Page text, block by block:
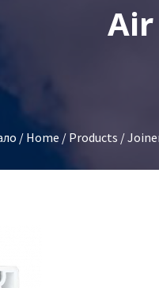
/ Home / Products /